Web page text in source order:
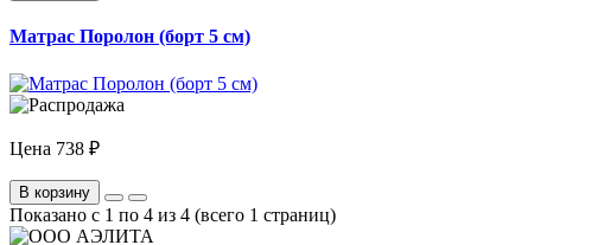
Матрас Поролон (борт 5 см)
Цена 738 ₽
В корзину
Показано с 1 по 4 из 4 (всего 1 страниц)